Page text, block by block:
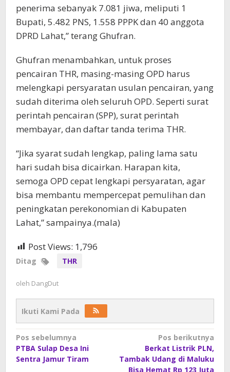
penerima sebanyak 7.081 jiwa, meliputi 1
Bupati, 5.482 PNS, 1.558 PPPK dan 40 anggota
DPRD Lahat,” terang Ghufran.
Ghufran menambahkan, untuk proses
pencairan THR, masing-masing OPD harus
melengkapi persyaratan usulan pencairan, yang
sudah diterima oleh seluruh OPD. Seperti surat
perintah pencairan (SPP), surat perintah
membayar, dan daftar tanda terima THR.
“Jika syarat sudah lengkap, paling lama satu
hari sudah bisa dicairkan. Harapan kita,
semoga OPD cepat lengkapi persyaratan, agar
bisa membantu mempercepat pemulihan dan
peningkatan perekonomian di Kabupaten
Lahat,” sampainya.(mala)
Post Views: 1,796
Ditag THR
oleh DangDut
Ikuti Kami Pada
Navigasi
pos
Pos sebelumnya
PTBA Sulap Desa Ini
Sentra Jamur Tiram
Pos berikutnya
Berkat Listrik PLN,
Tambak Udang di Maluku
Bisa Hemat Rp 123 Juta